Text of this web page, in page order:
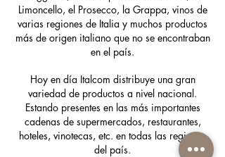
Limoncello, el Prosecco, la Grappa, vinos de
varias regiones de Italia y muchos productos
más de origen italiano que no se encontraban
en el país.
Hoy en día Italcom distribuye una gran
variedad de productos a nivel nacional.
Estando presentes en las más importantes
cadenas de supermercados, restaurantes,
hoteles, vinotecas, etc. en todas las regiones
del país.